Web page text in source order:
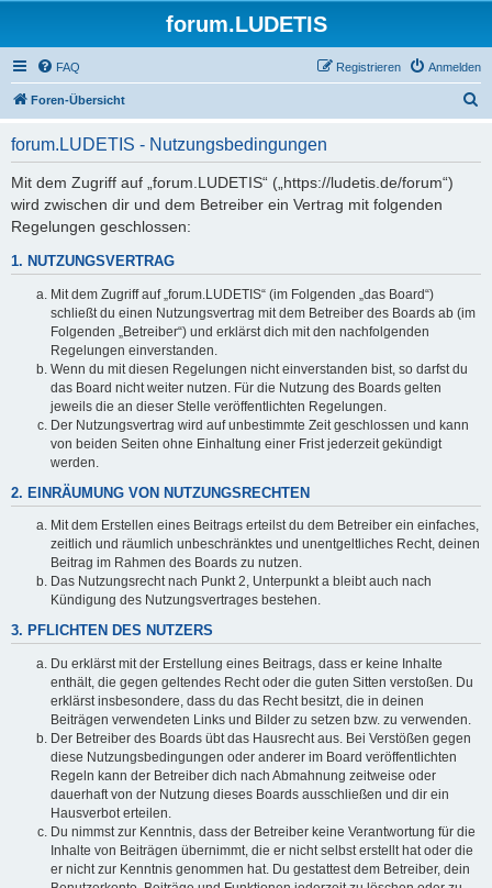
forum.LUDETIS
FAQ Anmelden
Registrieren
Foren-Übersicht
forum.LUDETIS - Nutzungsbedingungen
Mit dem Zugriff auf „forum.LUDETIS“ („https://ludetis.de/forum“)
wird zwischen dir und dem Betreiber ein Vertrag mit folgenden
Regelungen geschlossen:
1. NUTZUNGSVERTRAG
Mit dem Zugriff auf „forum.LUDETIS“ (im Folgenden „das Board“)
schließt du einen Nutzungsvertrag mit dem Betreiber des Boards ab (im
Folgenden „Betreiber“) und erklärst dich mit den nachfolgenden
Regelungen einverstanden.
Wenn du mit diesen Regelungen nicht einverstanden bist, so darfst du
das Board nicht weiter nutzen. Für die Nutzung des Boards gelten
jeweils die an dieser Stelle veröffentlichten Regelungen.
Der Nutzungsvertrag wird auf unbestimmte Zeit geschlossen und kann
von beiden Seiten ohne Einhaltung einer Frist jederzeit gekündigt
werden.
2. EINRÄUMUNG VON NUTZUNGSRECHTEN
Mit dem Erstellen eines Beitrags erteilst du dem Betreiber ein einfaches,
zeitlich und räumlich unbeschränktes und unentgeltliches Recht, deinen
Beitrag im Rahmen des Boards zu nutzen.
Das Nutzungsrecht nach Punkt 2, Unterpunkt a bleibt auch nach
Kündigung des Nutzungsvertrages bestehen.
3. PFLICHTEN DES NUTZERS
Du erklärst mit der Erstellung eines Beitrags, dass er keine Inhalte
enthält, die gegen geltendes Recht oder die guten Sitten verstoßen. Du
erklärst insbesondere, dass du das Recht besitzt, die in deinen
Beiträgen verwendeten Links und Bilder zu setzen bzw. zu verwenden.
Der Betreiber des Boards übt das Hausrecht aus. Bei Verstößen gegen
diese Nutzungsbedingungen oder anderer im Board veröffentlichten
Regeln kann der Betreiber dich nach Abmahnung zeitweise oder
dauerhaft von der Nutzung dieses Boards ausschließen und dir ein
Hausverbot erteilen.
Du nimmst zur Kenntnis, dass der Betreiber keine Verantwortung für die
Inhalte von Beiträgen übernimmt, die er nicht selbst erstellt hat oder die
er nicht zur Kenntnis genommen hat. Du gestattest dem Betreiber, dein